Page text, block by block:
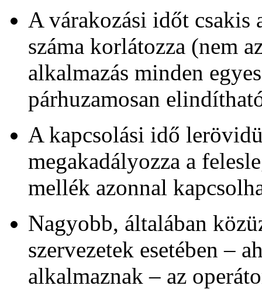
A várakozási időt csakis
száma korlátozza (nem
alkalmazás minden
párhuzamosan
A kapcsolási idő
megakadályozza a
mellék azonnal
Nagyobb, általában
szervezetek esetében –
alkalmaznak – az